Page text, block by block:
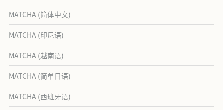
MATCHA (简体中文)
MATCHA (印尼语)
MATCHA (越南语)
MATCHA (简单日语)
MATCHA (西班牙语)